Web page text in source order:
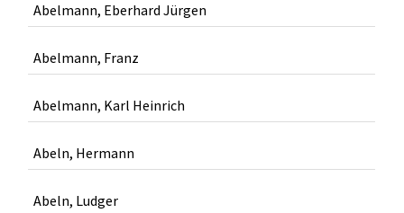
Abelmann, Eberhard Jürgen
Abelmann, Franz
Abelmann, Karl Heinrich
Abeln, Hermann
Abeln, Ludger